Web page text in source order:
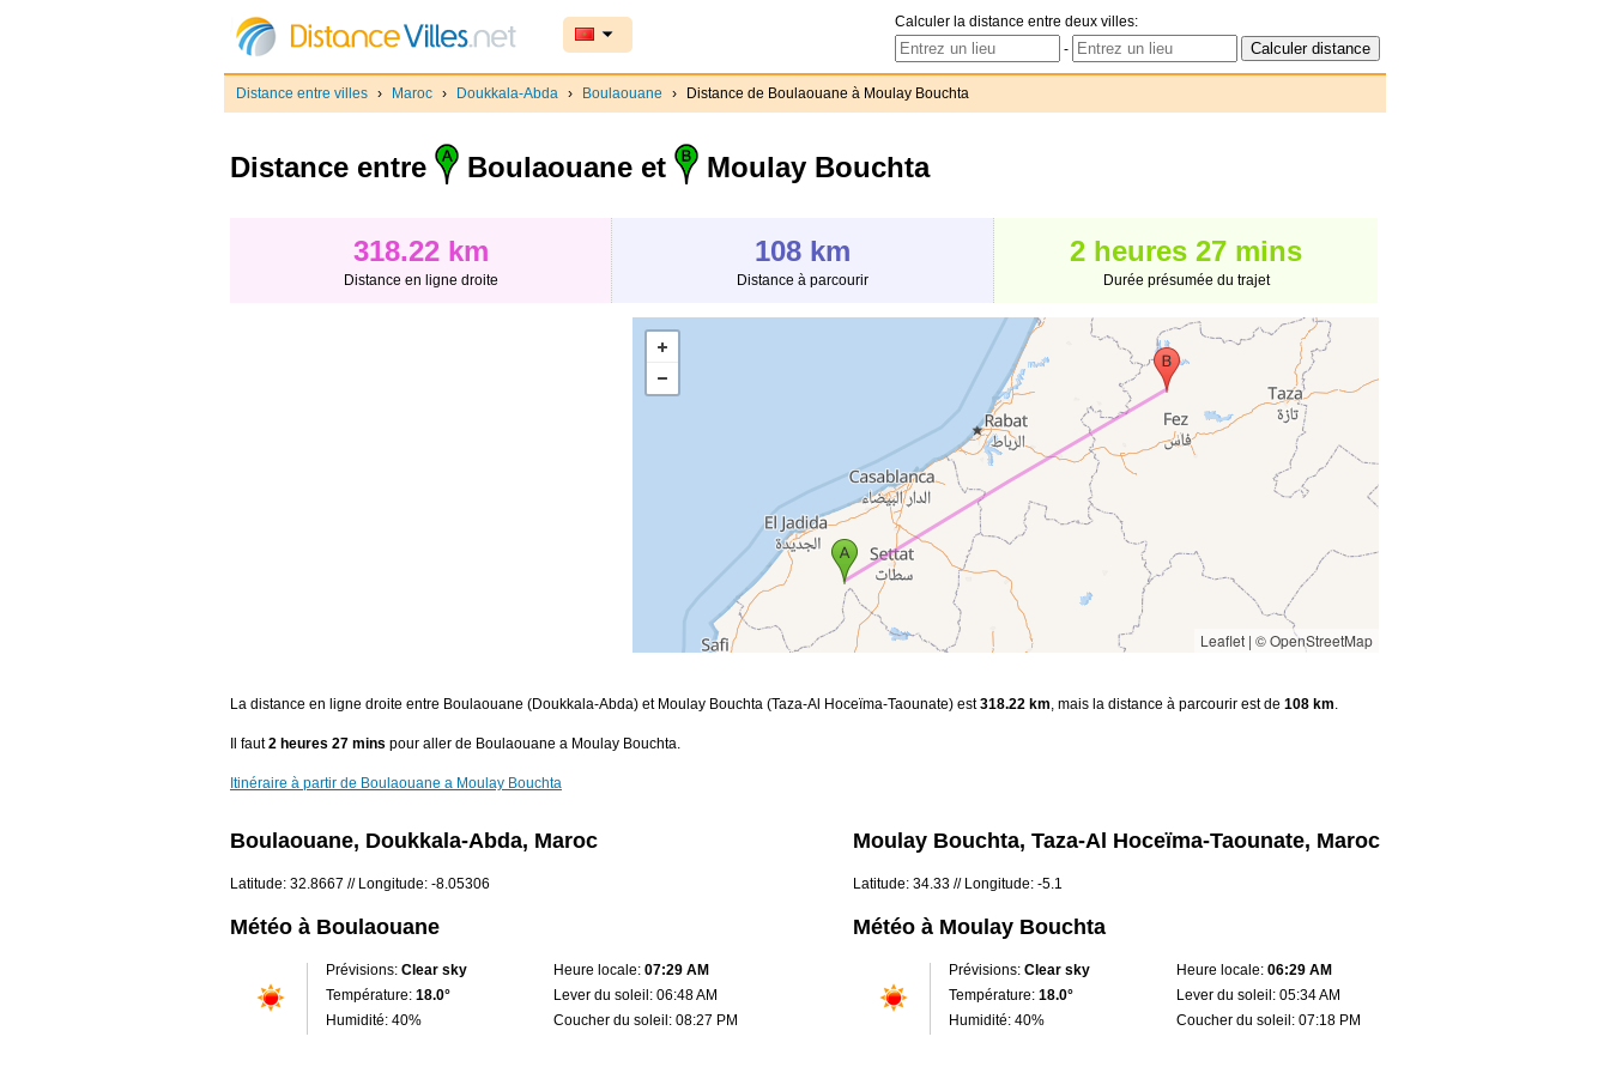
Calculer la distance entre deux villes:
-
Distance entre villes › Maroc › Doukkala-Abda › Boulaouane › Distance de Boulaouane à Moulay Bouchta
Distance entre Boulaouane et Moulay Bouchta
318.22 km
Distance en ligne droite
108 km
Distance à parcourir
2 heures 27 mins
Durée présumée du trajet
Leaflet | © OpenStreetMap
La distance en ligne droite entre Boulaouane (Doukkala-Abda) et Moulay Bouchta (Taza-Al Hoceïma-Taounate) est318.22 km, mais la distance à parcourir est de 108 km.
Il faut2 heures 27 mins pour aller de Boulaouane a Moulay Bouchta.
Itinéraire à partir de Boulaouane a Moulay Bouchta
Boulaouane, Doukkala-Abda, Maroc
Latitude: 32.8667 // Longitude: -8.05306
Météo à Boulaouane
Prévisions: Clear sky
Température: 18.0°
Humidité: 40%
Heure locale: 07:29 AM
Lever du soleil: 06:48 AM
Coucher du soleil: 08:27 PM
Moulay Bouchta, Taza-Al Hoceïma-Taounate, Maroc
Latitude: 34.33 // Longitude: -5.1
Météo à Moulay Bouchta
Prévisions: Clear sky
Température: 18.0°
Humidité: 40%
Heure locale: 06:29 AM
Lever du soleil: 05:34 AM
Coucher du soleil: 07:18 PM